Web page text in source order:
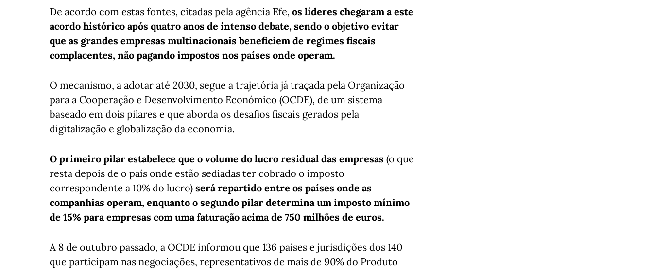
De acordo com estas fontes, citadas pela agência Efe, os líderes chegaram a este
acordo histórico após quatro anos de intenso debate, sendo o objetivo evitar
que as grandes empresas multinacionais beneficiem de regimes fiscais
complacentes, não pagando impostos nos países onde operam.
O mecanismo, a adotar até 2030, segue a trajetória já traçada pela Organização
para a Cooperação e Desenvolvimento Económico (OCDE), de um sistema
baseado em dois pilares e que aborda os desafios fiscais gerados pela
digitalização e globalização da economia.
O primeiro pilar estabelece que o volume do lucro residual das empresas (o que
resta depois de o país onde estão sediadas ter cobrado o imposto
correspondente a 10% do lucro) será repartido entre os países onde as
companhias operam, enquanto o segundo pilar determina um imposto mínimo
de 15% para empresas com uma faturação acima de 750 milhões de euros.
A 8 de outubro passado, a OCDE informou que 136 países e jurisdições dos 140
que participam nas negociações, representativos de mais de 90% do Produto